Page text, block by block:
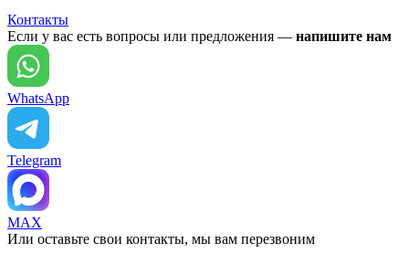
Контакты
Если у вас есть вопросы или предложения — напишите нам
WhatsApp
Telegram
MAX
Или оставьте свои контакты, мы вам перезвоним